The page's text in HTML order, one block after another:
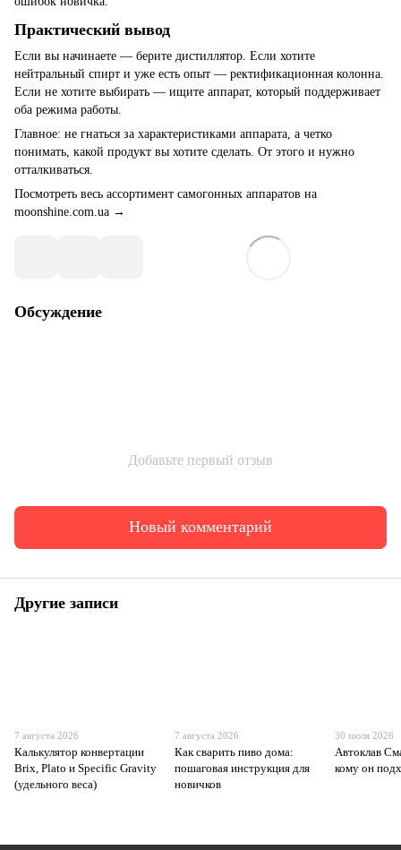
Практический вывод
Если вы начинаете — берите дистиллятор. Если хотите
нейтральный спирт и уже есть опыт — ректификационная колонна.
Если не хотите выбирать — ищите аппарат, который поддерживает
оба режима работы.
Главное: не гнаться за характеристиками аппарата, а четко
понимать, какой продукт вы хотите сделать. От этого и нужно
отталкиваться.
Посмотреть весь ассортимент самогонных аппаратов на
moonshine.com.ua →
Обсуждение
Добавьте первый отзыв
Новый комментарий
Другие записи
7 августа 2026
Калькулятор конвертации
Brix, Plato и Specific Gravity
(удельного веса)
7 августа 2026
Как сварить пиво дома:
пошаговая инструкция для
новичков
30 июля 2026
Автоклав
кому он